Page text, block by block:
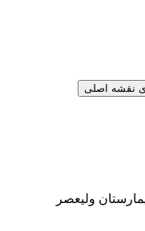
ولیعصر